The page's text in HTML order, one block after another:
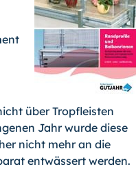
über Tropfleisten
Jahr wurde diese
nicht mehr an die
entwässert werden.